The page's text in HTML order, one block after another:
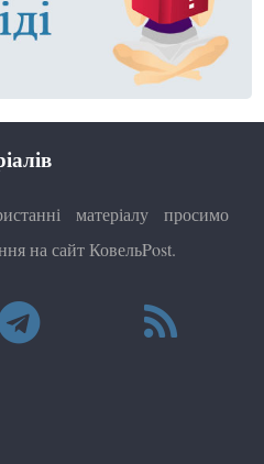
матеріалу просимо
на сайт КовельPost.